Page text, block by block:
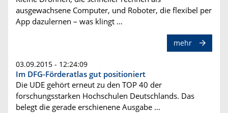
ausgewachsene Computer, und Roboter, die flexibel per
App dazulernen – was klingt …
mehr
03.09.2015 - 12:24:09
Im DFG-Förderatlas gut positioniert
Die UDE gehört erneut zu den TOP 40 der
forschungsstarken Hochschulen Deutschlands. Das
belegt die gerade erschienene Ausgabe …